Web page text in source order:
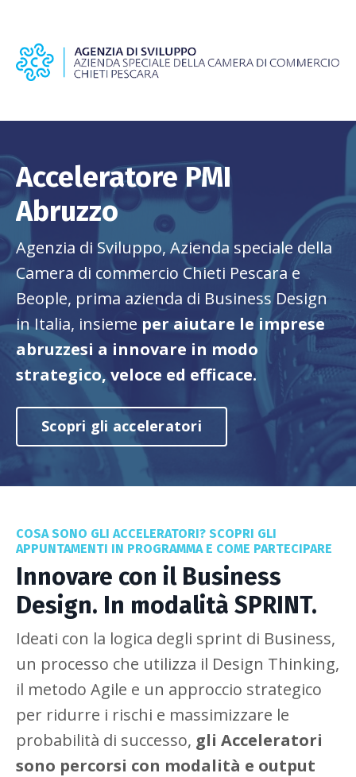
Acceleratore PMI
Abruzzo
Agenzia di Sviluppo, Azienda speciale della
Camera di commercio Chieti Pescara e
Beople, prima azienda di Business Design
in Italia, insieme per aiutare le imprese
abruzzesi a innovare in modo
strategico, veloce ed efficace.
Scopri gli acceleratori
COSA SONO GLI ACCELERATORI? SCOPRI GLI
APPUNTAMENTI IN PROGRAMMA E COME PARTECIPARE
Innovare con il Business
Design. In modalità SPRINT.
Ideati con la logica degli sprint di Business,
un processo che utilizza il Design Thinking,
il metodo Agile e un approccio strategico
per ridurre i rischi e massimizzare le
probabilità di successo, gli Acceleratori
sono percorsi con modalità e output